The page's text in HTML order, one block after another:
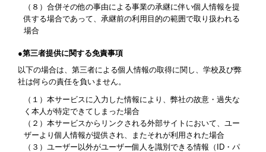
（８）合併その他の事由による事業の承継に伴い個人情報を提
供する場合であって、承継前の利用目的の範囲で取り扱われる
場合
●第三者提供に関する免責事項
以下の場合は、第三者による個人情報の取得に関し、学校及び弊
社は何らの責任を負いません。
（１）本サービスに入力した情報により、弊社の故意・過失な
く本人が特定できてしまった場合
（２）本サービスからリンクされる外部サイトにおいて、ユー
ザーより個人情報が提供され、またそれが利用された場合
（３）ユーザー以外がユーザー個人を識別できる情報（ID・パ